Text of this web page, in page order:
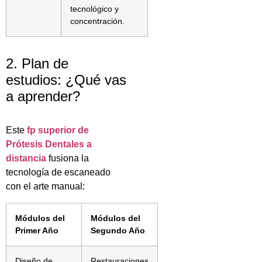
tecnológico y
concentración.
2. Plan de
estudios: ¿Qué vas
a aprender?
Este fp superior de
Prótesis Dentales a
distancia fusiona la
tecnología de escaneado
con el arte manual:
Módulos del
Primer Año
Módulos del
Segundo Año